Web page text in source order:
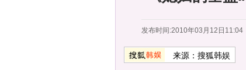
发布时间:2010年03月12日11:04
来源： 搜狐韩娱